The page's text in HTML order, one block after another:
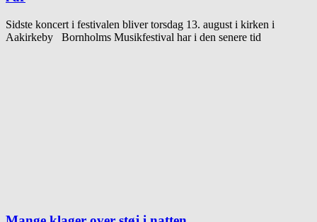
Sidste koncert i festivalen bliver torsdag 13. august i kirken i
Aakirkeby Bornholms Musikfestival har i den senere tid